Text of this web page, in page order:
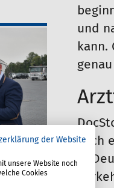
und
kann.
auch
in
der Website
unsere Website noch
Cookies